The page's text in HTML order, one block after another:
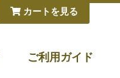
ご利用ガイド
カートを見る